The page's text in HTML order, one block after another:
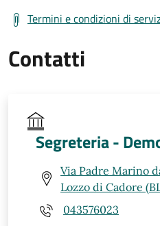
Termini e condizioni di
Contatti
Segreteria -
Via Padre Marino
Lozzo di Cadore
043576023